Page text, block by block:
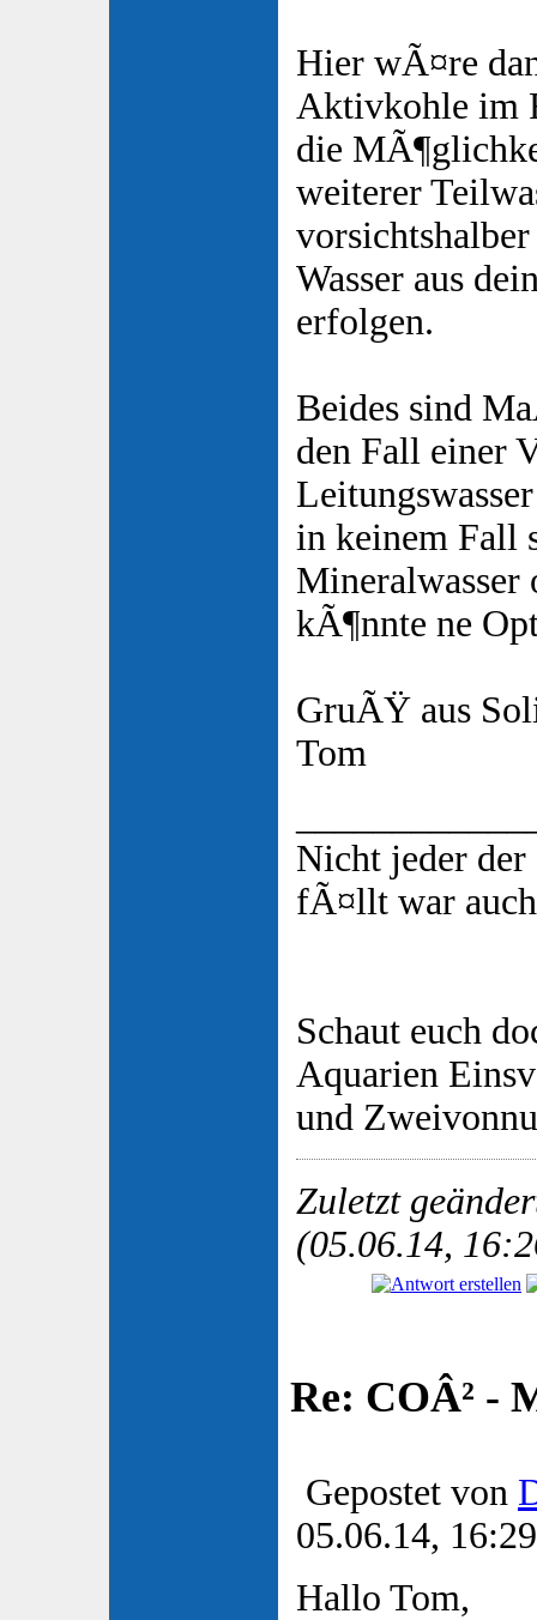
Hier wÃ¤re
Aktivkohle im
die
weiterer
Wasser aus
erfolgen.
Beides sind
den Fall einer
in keinem Fall
Mineralwasser
kÃ¶nnte ne
GruÃŸ aus
Tom
Nicht jeder der
fÃ¤llt war
Schaut euch
Aquarien
und
Zuletzt
(05.06.14,
Re: COÂ² -
Gepostet von
05.06.14, 16:29
Hallo Tom,